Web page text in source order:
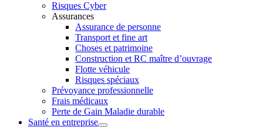
Risques Cyber
Assurances
Assurance de personne
Transport et fine art
Choses et patrimoine
Construction et RC maître d’ouvrage
Flotte véhicule
Risques spéciaux
Prévoyance professionnelle
Frais médicaux
Perte de Gain Maladie durable
Santé en entreprise